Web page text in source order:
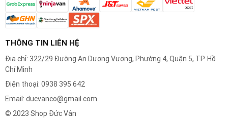
THÔNG TIN LIÊN HỆ
Địa chỉ: 322/29 Đường An Dương Vương, Phường 4, Quận 5, TP. Hồ
Chí Minh
Điện thoại: 0938 395 642
Email: ducvanco@gmail.com
© 2023 Shop Đức Vân